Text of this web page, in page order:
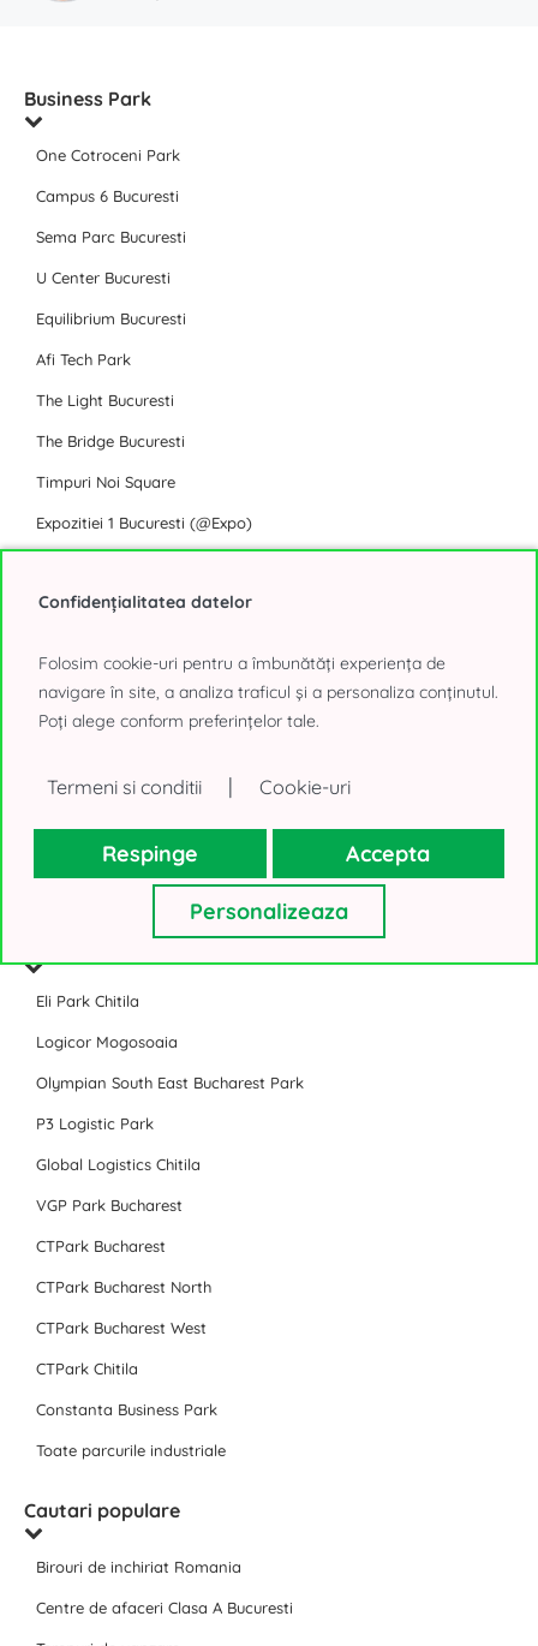
Business Park
One Cotroceni Park
Campus 6 Bucuresti
Sema Parc Bucuresti
U Center Bucuresti
Equilibrium Bucuresti
Afi Tech Park
The Light Bucuresti
The Bridge Bucuresti
Timpuri Noi Square
Expozitiei 1 Bucuresti (@Expo)
Toate Business Park-urile Bucuresti
Birouri de inchiriat Bucuresti
Floreasca Tower
Sky Tower
Toate birourile de inchiriat din Bucuresti
Parc Industrial
Eli Park Chitila
Logicor Mogosoaia
Olympian South East Bucharest Park
P3 Logistic Park
Global Logistics Chitila
VGP Park Bucharest
CTPark Bucharest
CTPark Bucharest North
CTPark Bucharest West
CTPark Chitila
Constanta Business Park
Toate parcurile industriale
Cautari populare
Birouri de inchiriat Romania
Centre de afaceri Clasa A Bucuresti
Confidențialitatea datelor
Folosim cookie-uri pentru a îmbunătăți experiența de
navigare în site, a analiza traficul și a personaliza conținutul.
Poți alege conform preferințelor tale.
Termeni si conditii | Cookie-uri
Respinge Accepta
Personalizeaza